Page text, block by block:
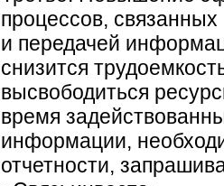
процессов,
и передачей
снизится
высвободиться
время
информации,
отчетности,